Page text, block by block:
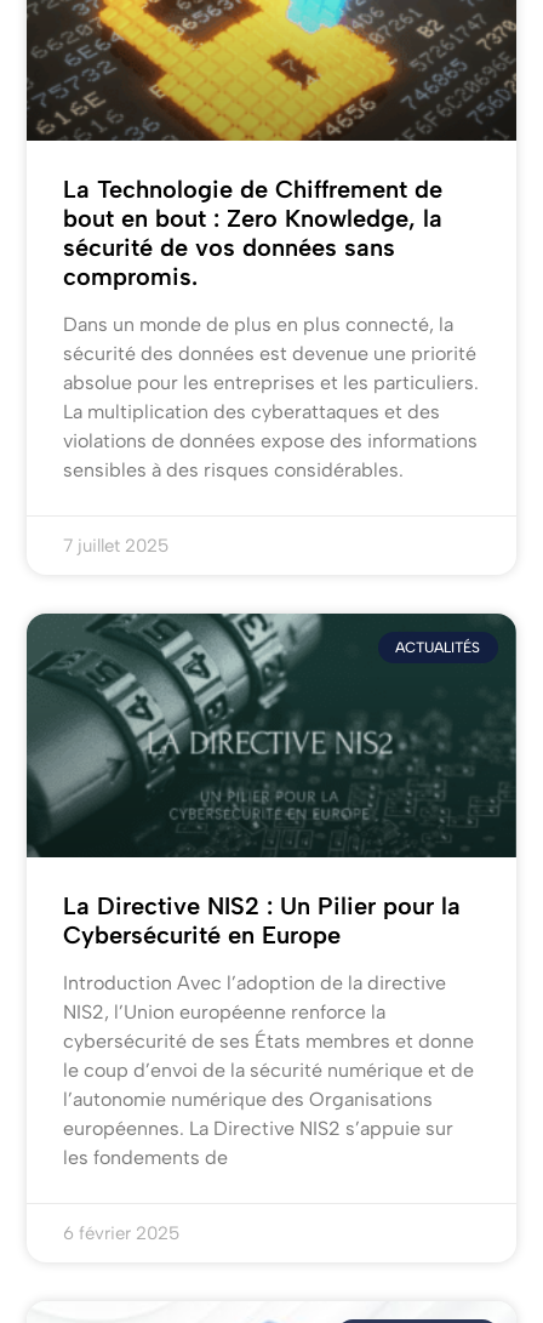
La Technologie de Chiffrement de
bout en bout : Zero Knowledge, la
sécurité de vos données sans
compromis.
Dans un monde de plus en plus connecté, la
sécurité des données est devenue une priorité
absolue pour les entreprises et les particuliers.
La multiplication des cyberattaques et des
violations de données expose des informations
sensibles à des risques considérables.
7 juillet 2025
ACTUALITÉS
La Directive NIS2 : Un Pilier pour la
Cybersécurité en Europe
Introduction Avec l’adoption de la directive
NIS2, l’Union européenne renforce la
cybersécurité de ses États membres et donne
le coup d’envoi de la sécurité numérique et de
l’autonomie numérique des Organisations
européennes. La Directive NIS2 s’appuie sur
les fondements de
6 février 2025